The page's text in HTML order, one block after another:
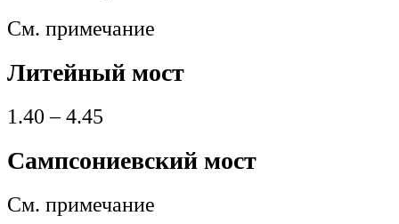
См. примечание
Литейный мост
1.40 – 4.45
Сампсониевский мост
См. примечание